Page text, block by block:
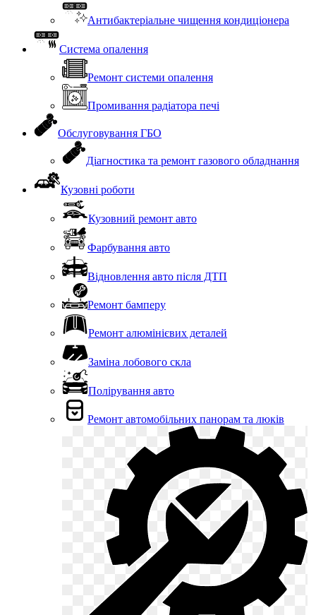
Антибактеріальне чищення кондиціонера
Система опалення
Ремонт системи опалення
Промивання радіатора печі
Обслуговування ГБО
Діагностика та ремонт газового обладнання
Кузовні роботи
Кузовний ремонт авто
Фарбування авто
Відновлення авто після ДТП
Ремонт бамперу
Ремонт алюмінієвих деталей
Заміна лобового скла
Полірування авто
Ремонт автомобільних панорам та люків